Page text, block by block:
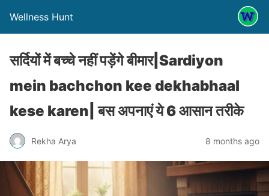
Wellness Hunt
सर्दियों में बच्चे नहीं पड़ेंगे बीमार|Sardiyon
mein bachchon kee dekhabhaal
kese karen| बस अपनाएं ये 6 आसान तरीके
Rekha Arya 8 months ago